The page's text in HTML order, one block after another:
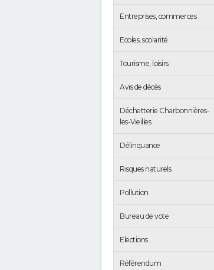
Entreprises, commerces
Ecoles, scolarité
Tourisme, loisirs
Avis de décès
Déchetterie Charbonnières-
les-Vieilles
Délinquance
Risques naturels
Pollution
Bureau de vote
Elections
Référendum